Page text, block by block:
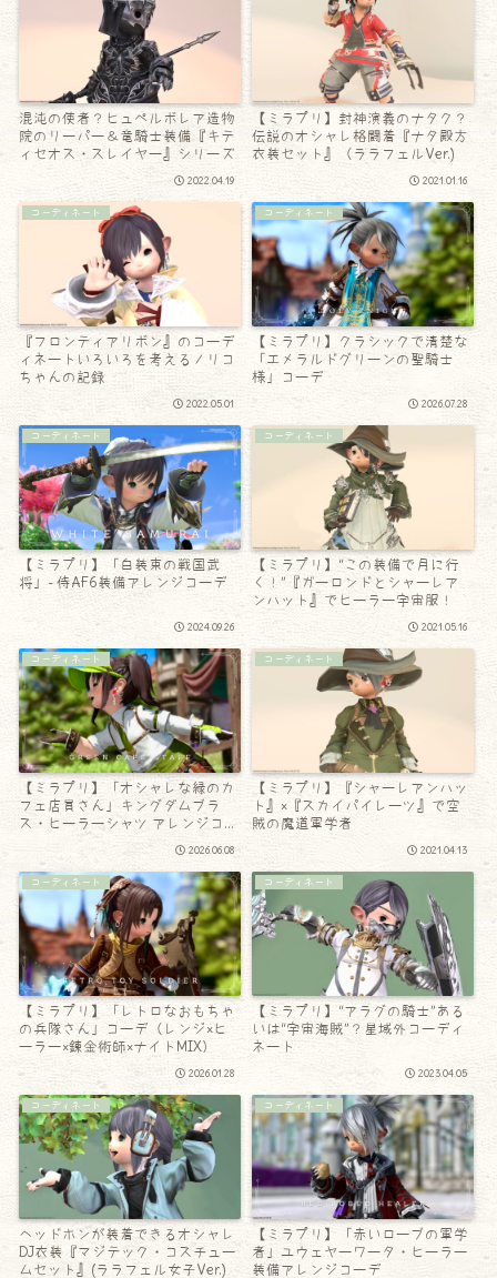
混沌の使者？ヒュペルボレア造物
院のリーパー＆竜騎士装備『キテ
ィセオス・スレイヤー』シリーズ
2022.04.19
【ミラプリ】封神演義のナタク？
伝説のオシャレ格闘着『ナタ殿方
衣装セット』（ララフェルVer.)
2021.01.16
コーディネート
『フロンティアリボン』のコーデ
ィネートいろいろを考えるノリコ
ちゃんの記録
2022.05.01
コーディネート
【ミラプリ】クラシックで清楚な
「エメラルドグリーンの聖騎士
様」コーデ
2026.07.28
コーディネート
【ミラプリ】「白装束の戦国武
将」- 侍AF6装備アレンジコーデ
2024.09.26
コーディネート
【ミラプリ】“この装備で月に行
く！”『ガーロンドとシャーレア
ンハット』でヒーラー宇宙服！
2021.05.16
コーディネート
【ミラプリ】「オシャレな緑のカ
フェ店員さん」キングダムブラ
ス・ヒーラーシャツ アレンジコー
2026.06.08
コーディネート
【ミラプリ】『シャーレアンハッ
ト』×『スカイパイレーツ』で空
賊の魔道軍学者
2021.04.13
コーディネート
【ミラプリ】「レトロなおもちゃ
の兵隊さん」コーデ（レンジ×ヒ
ーラー×錬金術師×ナイトMIX）
2026.01.28
コーディネート
【ミラプリ】“アラグの騎士”ある
いは“宇宙海賊”？星域外コーディ
ネート
2023.04.05
コーディネート
ヘッドホンが装着できるオシャレ
DJ衣装『マジテック・コスチュー
ムセット』(ララフェル女子Ver.)
コーディネート
【ミラプリ】「赤いローブの軍学
者」ユウェヤーワータ・ヒーラー
装備アレンジコーデ